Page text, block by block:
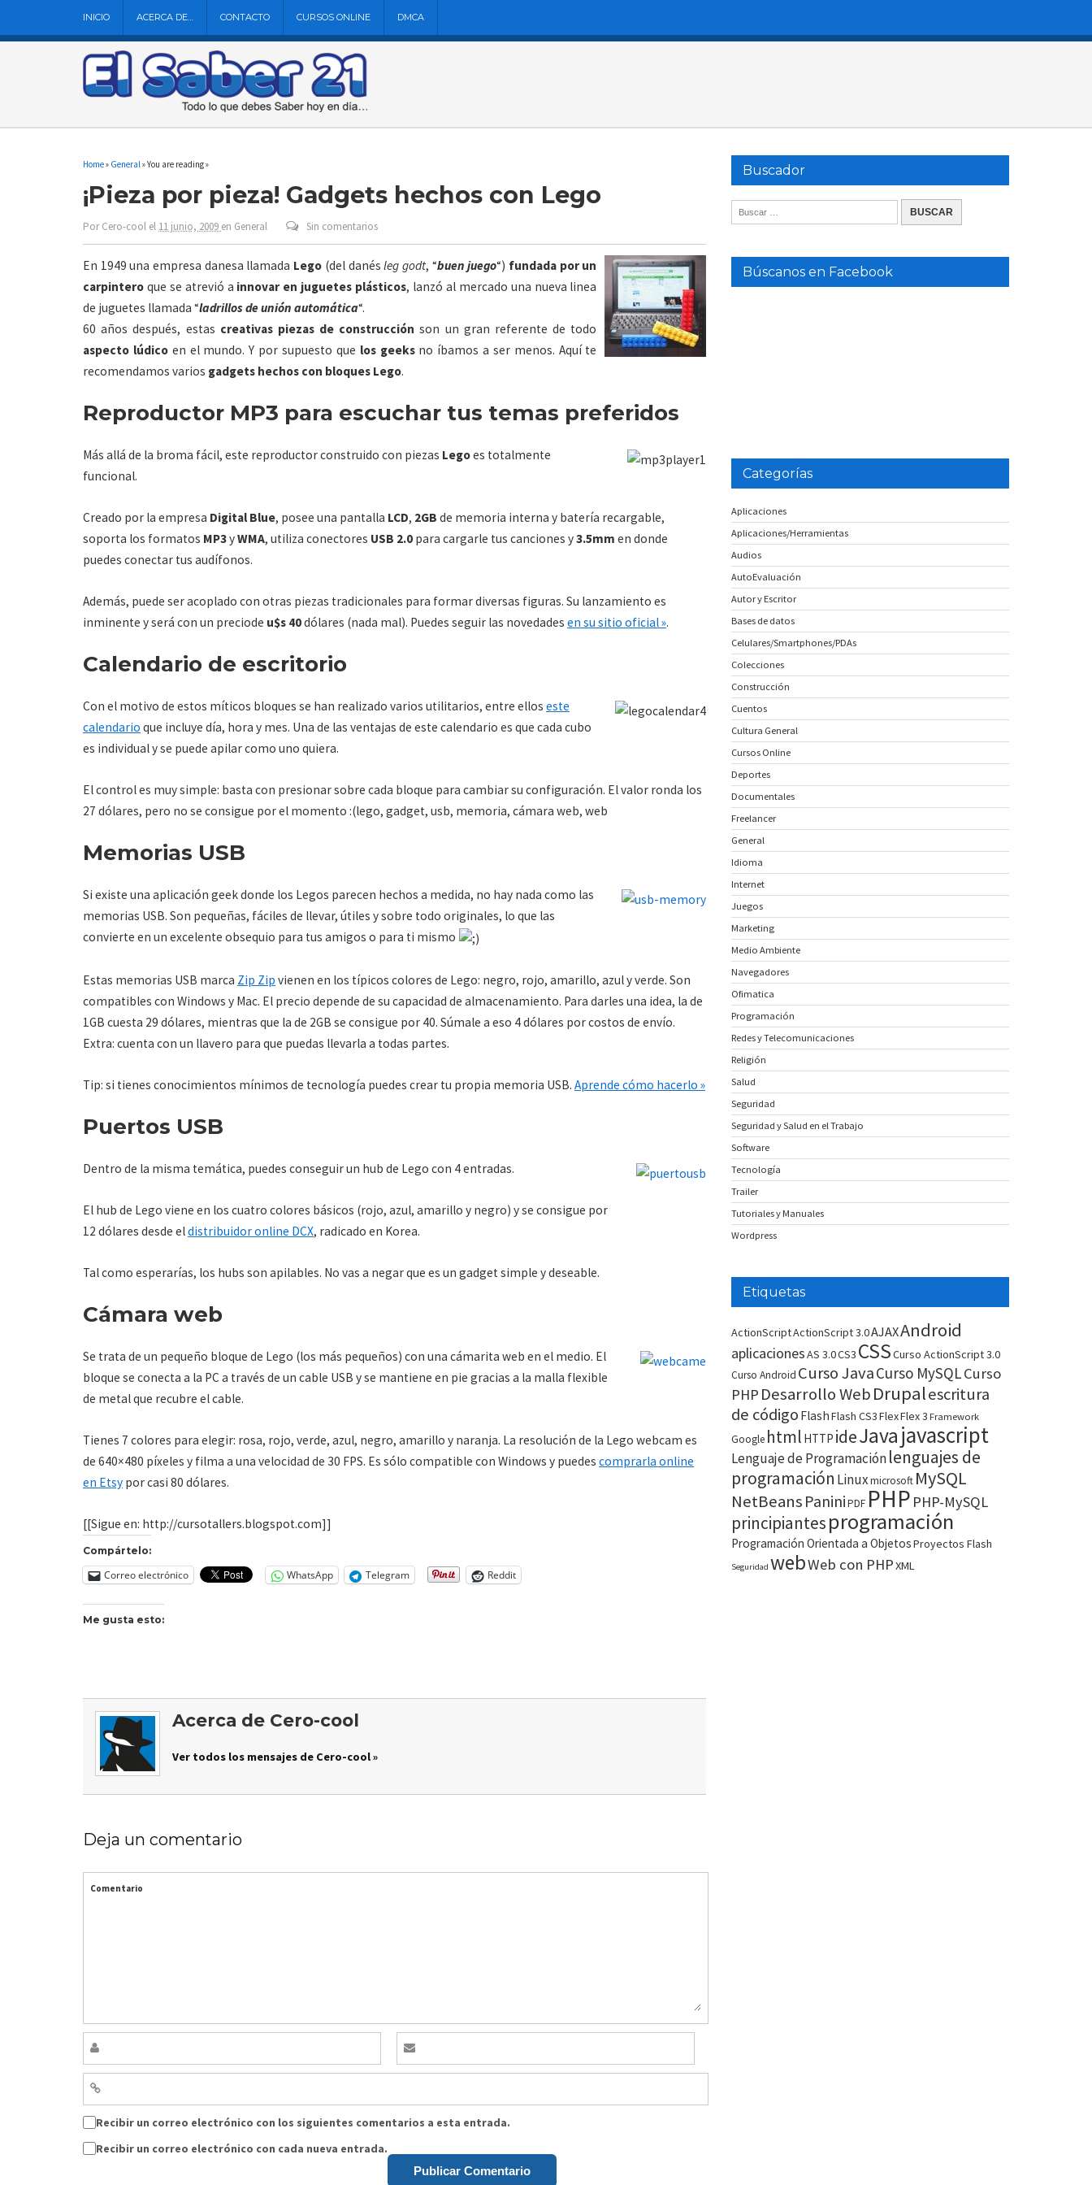
INICIO ACERCA DE… CONTACTO CURSOS ONLINE DMCA
Home» General» You are reading »
¡Pieza por pieza! Gadgets hechos con Lego
PorCero-cool el 11 junio, 2009 en General Sin comentarios
En 1949 una empresa danesa llamada Lego (del danésleg godt, “buen juego“) fundada por un
carpintero que se atrevió a innovar en juguetes plásticos, lanzó al mercado una nueva linea
de juguetes llamada “ladrillos de unión automática“.
60 años después, estas creativas piezas de construcción son un gran referente de todo
aspecto lúdicoen el mundo. Y por supuesto que los geeksno íbamos a ser menos. Aquí te
recomendamos varios gadgets hechos con bloques Lego.
Reproductor MP3 para escuchar tus temas preferidos
Más allá de la broma fácil, este reproductor construido con piezas Legoes totalmente
funcional.
Creado por la empresa Digital Blue, posee una pantalla LCD, 2GB de memoria interna y batería recargable,
soporta los formatos MP3yWMA, utiliza conectores USB 2.0 para cargarle tus canciones y3.5mm en donde
puedes conectar tus audífonos.
Además, puede ser acoplado con otras piezas tradicionales para formar diversas figuras. Su lanzamiento es
inminente y será con un preciode u$s 40dólares (nada mal). Puedes seguir las novedades en su sitio oficial ».
Calendario de escritorio
Con el motivo de estos míticos bloques se han realizado varios utilitarios, entre ellos este
calendario que incluye día, hora y mes. Una de las ventajas de este calendario es que cada cubo
es individual y se puede apilar como uno quiera.
El control es muy simple: basta con presionar sobre cada bloque para cambiar su configuración. El valor ronda los
27 dólares, pero no se consigue por el momento :(lego, gadget, usb, memoria, cámara web, web
Memorias USB
Si existe una aplicación geek donde los Legos parecen hechos a medida, no hay nada como las
memorias USB. Son pequeñas, fáciles de llevar, útiles y sobre todo originales, lo que las
convierte en un excelente obsequio para tus amigos o para ti mismo
Estas memorias USB marca Zip Zip vienen en los típicos colores de Lego: negro, rojo, amarillo, azul y verde. Son
compatibles con Windows y Mac. El precio depende de su capacidad de almacenamiento. Para darles una idea, la de
1GB cuesta 29 dólares, mientras que la de 2GB se consigue por 40. Súmale a eso 4 dólares por costos de envío.
Extra: cuenta con un llavero para que puedas llevarla a todas partes.
Tip: si tienes conocimientos mínimos de tecnología puedes crear tu propia memoria USB. Aprende cómo hacerlo »
Puertos USB
Dentro de la misma temática, puedes conseguir un hub de Lego con 4 entradas.
El hub de Lego viene en los cuatro colores básicos (rojo, azul, amarillo y negro) y se consigue por
12 dólares desde eldistribuidor online DCX, radicado en Korea.
Tal como esperarías, los hubs son apilables. No vas a negar que es un gadget simple y deseable.
Cámara web
Se trata de un pequeño bloque de Lego (los más pequeños) con una cámarita web en el medio. El
bloque se conecta a la PC a través de un cable USB y se mantiene en pie gracias a la malla flexible
de metal que recubre el cable.
Tienes 7 colores para elegir: rosa, rojo, verde, azul, negro, amarillo y naranja. La resolución de la Lego webcam es
de 640×480 píxeles y filma a una velocidad de 30 FPS. Es sólo compatible con Windows y puedes comprarla online
en Etsy por casi 80 dólares.
[[Sigue en: http://cursotallers.blogspot.com]]
Compártelo:
Correo electrónico WhatsApp Telegram Reddit
Me gusta esto:
Acerca de Cero-cool
Ver todos los mensajes de Cero-cool »
Deja un comentario
Comentario
Recibir un correo electrónico con los siguientes comentarios a esta entrada.
Recibir un correo electrónico con cada nueva entrada.
Buscador
Búscanos en Facebook
Categorías
Aplicaciones
Aplicaciones/Herramientas
Audios
AutoEvaluación
Autor y Escritor
Bases de datos
Celulares/Smartphones/PDAs
Colecciones
Construcción
Cuentos
Cultura General
Cursos Online
Deportes
Documentales
Freelancer
General
Idioma
Internet
Juegos
Marketing
Medio Ambiente
Navegadores
Ofimatica
Programación
Redes y Telecomunicaciones
Religión
Salud
Seguridad
Seguridad y Salud en el Trabajo
Software
Tecnología
Trailer
Tutoriales y Manuales
Wordpress
Etiquetas
ActionScriptActionScript 3.0AJAXAndroid
aplicacionesAS 3.0CS3 CSSCurso ActionScript 3.0
Curso Android Curso JavaCurso MySQLCurso
PHP Desarrollo WebDrupalescritura
de código FlashFlash CS3FlexFlex 3 Framework
Google html HTTP ideJavajavascript
Lenguaje de Programaciónlenguajes de
programación Linuxmicrosoft MySQL
NetBeans PaniniPDF PHP PHP-MySQL
principiantesprogramación
Programación Orientada a ObjetosProyectos Flash
Seguridad webWeb con PHPXML